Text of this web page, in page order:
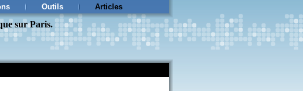
Outils Articles
sur Paris.